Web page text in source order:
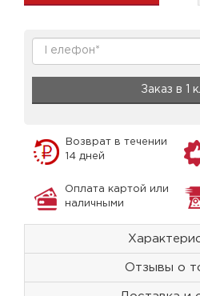
Заказ в 1
Возврат в течении
14 дней
Оплата картой или
наличными
Отзывы о